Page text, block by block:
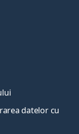
datelor cu